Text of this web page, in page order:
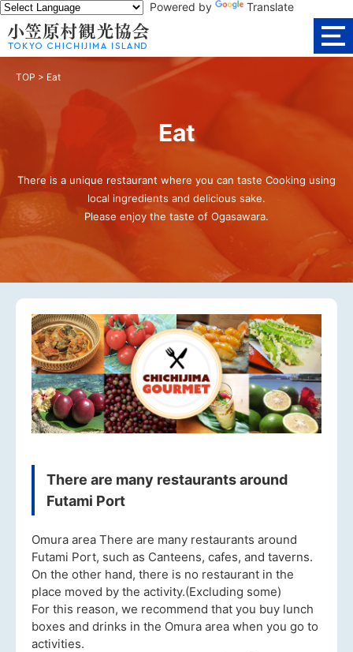
Powered by Translate
TOP > Eat
Eat
There is a unique restaurant where you can taste Cooking using
local ingredients and delicious sake.
Please enjoy the taste of Ogasawara.
There are many restaurants around
Futami Port
Omura area There are many restaurants around
Futami Port, such as Canteens, cafes, and taverns.
On the other hand, there is no restaurant in the
place moved by the activity.(Excluding some)
For this reason, we recommend that you buy lunch
boxes and drinks in the Omura area when you go to
activities.